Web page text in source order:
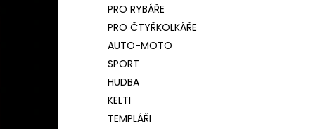
PRO RYBÁŘE
PRO ČTYŘKOLKÁŘE
AUTO-MOTO
SPORT
HUDBA
KELTI
TEMPLÁŘI